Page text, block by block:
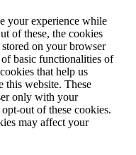
your experience while
of these, the cookies
stored on your browser
basic functionalities of
that help us
this website. These
only with your
out of these cookies.
may affect your